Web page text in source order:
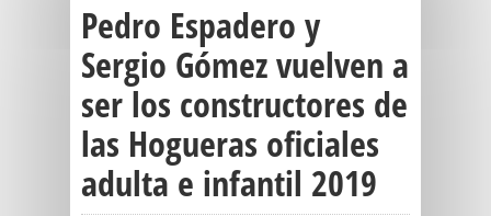
Pedro Espadero y
Sergio Gómez vuelven a
ser los constructores de
las Hogueras oficiales
adulta e infantil 2019